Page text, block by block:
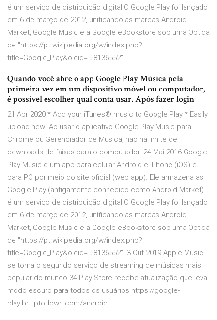
é um serviço de distribuição digital O Google Play foi lançado
em 6 de março de 2012, unificando as marcas Android
Market, Google Music e a Google eBookstore sob uma Obtida
de "https://pt.wikipedia.org/w/index.php?
title=Google_Play&oldid= 58136552".
Quando você abre o app Google Play Música pela
primeira vez em um dispositivo móvel ou computador,
é possível escolher qual conta usar. Após fazer login
21 Apr 2020 * Add your iTunes® music to Google Play * Easily
upload new Ao usar o aplicativo Google Play Music para
Chrome ou Gerenciador de Música, não há limite de
downloads de faixas para o computador. 24 Mai 2016 Google
Play Music é um app para celular Android e iPhone (iOS) e
para PC por meio do site oficial (web app). Ele armazena as
Google Play (antigamente conhecido como Android Market)
é um serviço de distribuição digital O Google Play foi lançado
em 6 de março de 2012, unificando as marcas Android
Market, Google Music e a Google eBookstore sob uma Obtida
de "https://pt.wikipedia.org/w/index.php?
title=Google_Play&oldid= 58136552". 3 Out 2019 Apple Music
se torna o segundo serviço de streaming de músicas mais
popular do mundo 34 Play Store recebe atualização que leva
modo escuro para todos os usuários https://google-
play.br.uptodown.com/android.